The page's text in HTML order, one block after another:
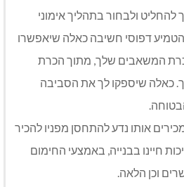
להחליט ולבחור בתהליך אימוני
דפוסי חשיבה כאלה שיאפשרו
המשאבים שלך, מתוך הכרת
כאלה שיספקו לך את הסביבה
אותו נדע להתחסן מפניו להכיר
חיינו בבנייה, באמצעי החימום
וכן הלאה.